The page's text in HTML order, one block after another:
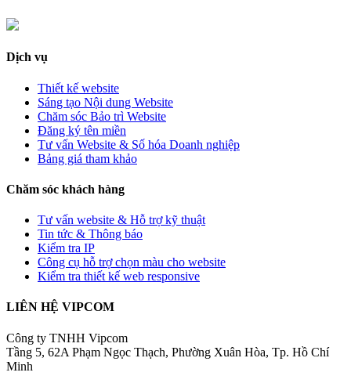
Dịch vụ
Thiết kế website
Sáng tạo Nội dung Website
Chăm sóc Bảo trì Website
Đăng ký tên miền
Tư vấn Website & Số hóa Doanh nghiệp
Bảng giá tham khảo
Chăm sóc khách hàng
Tư vấn website & Hỗ trợ kỹ thuật
Tin tức & Thông báo
Kiểm tra IP
Công cụ hỗ trợ chọn màu cho website
Kiểm tra thiết kế web responsive
LIÊN HỆ VIPCOM
Công ty TNHH Vipcom
Tầng 5, 62A Phạm Ngọc Thạch, Phường Xuân Hòa, Tp. Hồ Chí
Minh